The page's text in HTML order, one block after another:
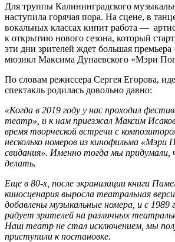
Для труппы Калининградского
наступила горячая пора. На сцене, в
вокальных классах кипит работа —
к открытию нового сезона, который
эти дни зрителей ждет большая
мюзикл Максима Дунаевского «Мэри
По словам режиссера Сергея Егорова,
спектакль родилась довольно давно:
«Когда в 2019 году у нас проходил
театр», и к нам приезжал Максим
время творческой встречи с
несколько номеров из кинофильма «Мэри
свидания». Именно тогда мы придумали,
делать.
Еще в 80-х, после экранизации книги
киносценария выросла театральная
добавлены музыкальные номера, и с
радует зрителей на различных
Наш театр не стал исключением, мы
приступили к постановке.